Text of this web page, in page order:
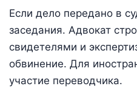
Если дело передано в
заседания. Адвокат
свидетелями и
обвинение. Для
участие переводчика.